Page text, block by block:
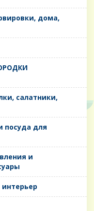
дома,
салатники,
посуда для
и
интерьер